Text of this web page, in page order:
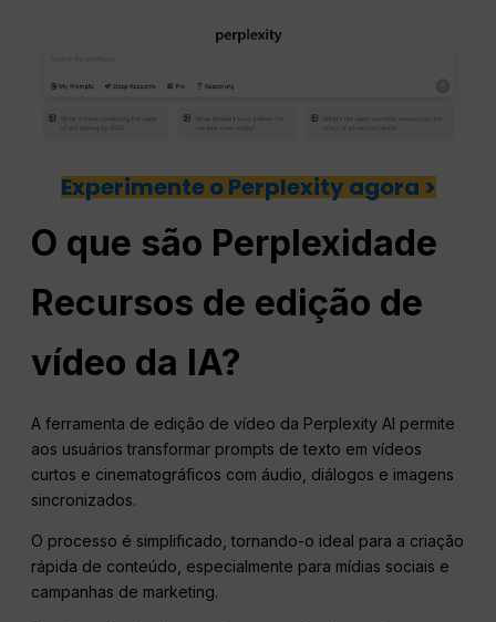
Experimente o Perplexity agora >
O que são Perplexidade
Recursos de edição de
vídeo da IA?
A ferramenta de edição de vídeo da Perplexity AI permite
aos usuários transformar prompts de texto em vídeos
curtos e cinematográficos com áudio, diálogos e imagens
sincronizados.
O processo é simplificado, tornando-o ideal para a criação
rápida de conteúdo, especialmente para mídias sociais e
campanhas de marketing.